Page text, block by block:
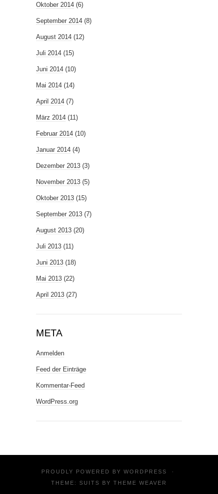
Oktober 2014 (6)
September 2014 (8)
August 2014 (12)
Juli 2014 (15)
Juni 2014 (10)
Mai 2014 (14)
April 2014 (7)
März 2014 (11)
Februar 2014 (10)
Januar 2014 (4)
Dezember 2013 (3)
November 2013 (5)
Oktober 2013 (15)
September 2013 (7)
August 2013 (20)
Juli 2013 (11)
Juni 2013 (18)
Mai 2013 (22)
April 2013 (27)
META
Anmelden
Feed der Einträge
Kommentar-Feed
WordPress.org
PROUDLY POWERED BY WORDPRESS
·
THEME: SUITS BY THEME WEAVER